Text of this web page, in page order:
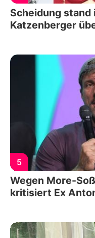
Scheidung stand
Katzenberger
5
Wegen More-
kritisiert Ex